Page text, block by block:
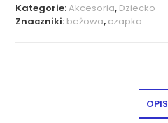
Kategorie:Akcesoria, Dziecko
Znaczniki: beżowa, czapka
OPIS